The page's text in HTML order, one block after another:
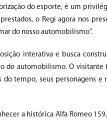
do esporte, é um
o Regi agora nos
do nosso automobilismo”.
interativa e busca
do automobilismo. O visitante
tempo, seus personagens e
a histórica Alfa Romeo